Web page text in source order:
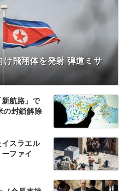
け飛翔体を発射 弾道ミサ
航路」で
の封鎖解除
スラエル
ファイ